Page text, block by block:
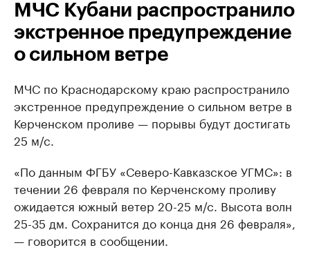
МЧС Кубани распространило
экстренное предупреждение
о сильном ветре
МЧС по Краснодарскому краю распространило
экстренное предупреждение о сильном ветре в
Керченском проливе — порывы будут достигать
25 м/с.
«По данным ФГБУ «Северо-Кавказское УГМС»: в
течении 26 февраля по Керченскому проливу
ожидается южный ветер 20-25 м/с. Высота волн
25-35 дм. Сохранится до конца дня 26 февраля»,
— говорится в сообщении.